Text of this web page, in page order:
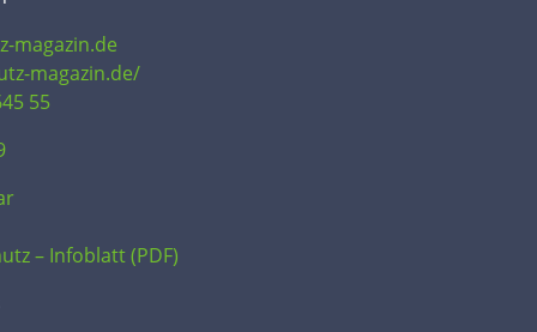
magazin.de
magazin.de/
55
– Infoblatt (PDF)